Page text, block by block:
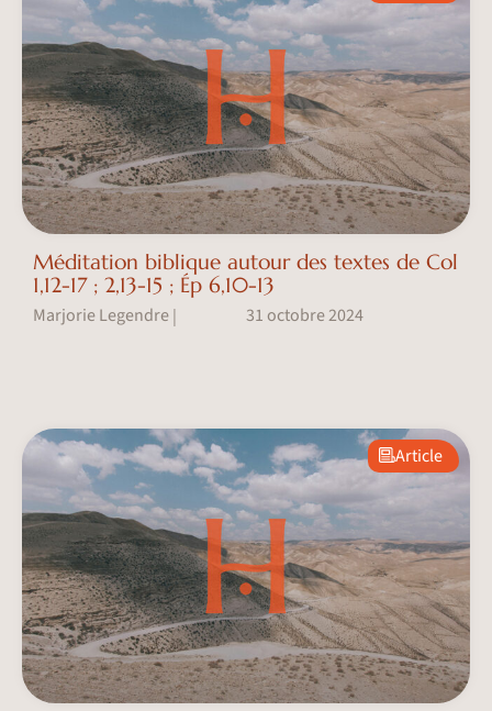
Méditation biblique autour des textes de Col
1,12-17 ; 2,13-15 ; Ép 6,10-13
Marjorie Legendre| 31 octobre 2024
Article